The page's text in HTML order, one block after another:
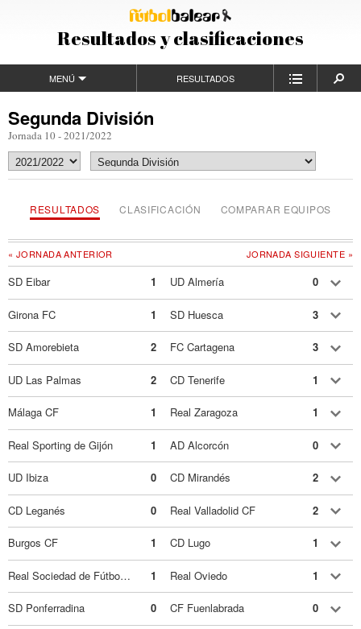
Resultados y clasificaciones
MENÚ RESULTADOS
Segunda División
Jornada 10 - 2021/2022
RESULTADOS CLASIFICACIÓN COMPARAR EQUIPOS
JORNADA SIGUIENTE »
« JORNADA ANTERIOR
SD Eibar 1 UD Almería 0
Girona FC 1 SD Huesca 3
SD Amorebieta 2 FC Cartagena 3
UD Las Palmas 2 CD Tenerife 1
Málaga CF 1 Real Zaragoza 1
Real Sporting de Gijón 1 AD Alcorcón 0
UD Ibiza 0 CD Mirandés 2
CD Leganés 0 Real Valladolid CF 2
Burgos CF 1 CD Lugo 1
Real Sociedad de Fútbol B 1 Real Oviedo 1
SD Ponferradina 0 CF Fuenlabrada 0